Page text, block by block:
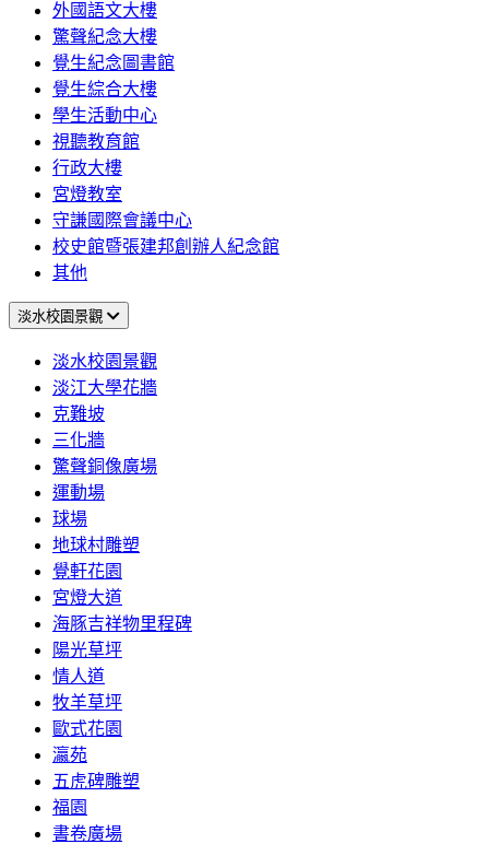
外國語文大樓
驚聲紀念大樓
覺生紀念圖書館
覺生綜合大樓
學生活動中心
視聽教育館
行政大樓
宮燈教室
守謙國際會議中心
校史館暨張建邦創辦人紀念館
其他
淡水校園景觀
淡水校園景觀
淡江大學花牆
克難坡
三化牆
驚聲銅像廣場
運動場
球場
地球村雕塑
覺軒花園
宮燈大道
海豚吉祥物里程碑
陽光草坪
情人道
牧羊草坪
歐式花園
瀛苑
五虎碑雕塑
福園
書卷廣場